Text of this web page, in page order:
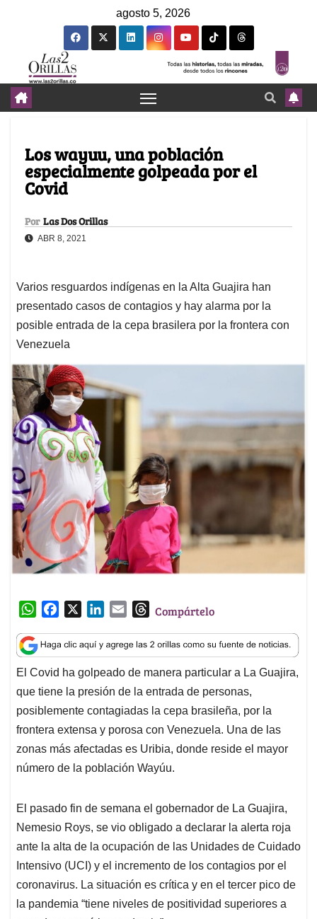
agosto 5, 2026
Los wayuu, una población
especialmente golpeada por el
Covid
Por Las Dos Orillas
ABR 8, 2021
Varios resguardos indígenas en la Alta Guajira han
presentado casos de contagios y hay alarma por la
posible entrada de la cepa brasilera por la frontera con
Venezuela
W
a
t
s
A
p
p
c
e
b
o
o
k
n
k
e
d
I
n
a
i
l
T
r
e
a
d
s
Compártelo
El Covid ha golpeado de manera particular a La Guajira,
que tiene la presión de la entrada de personas,
posiblemente contagiadas la cepa brasileña, por la
frontera extensa y porosa con Venezuela. Una de las
zonas más afectadas es Uribia, donde reside el mayor
número de la población Wayúu.
El pasado fin de semana el gobernador de La Guajira,
Nemesio Roys, se vio obligado a declarar la alerta roja
ante la alta de la ocupación de las Unidades de Cuidado
Intensivo (UCI) y el incremento de los contagios por el
coronavirus. La situación es crítica y en el tercer pico de
la pandemia “tiene niveles de positividad superiores a